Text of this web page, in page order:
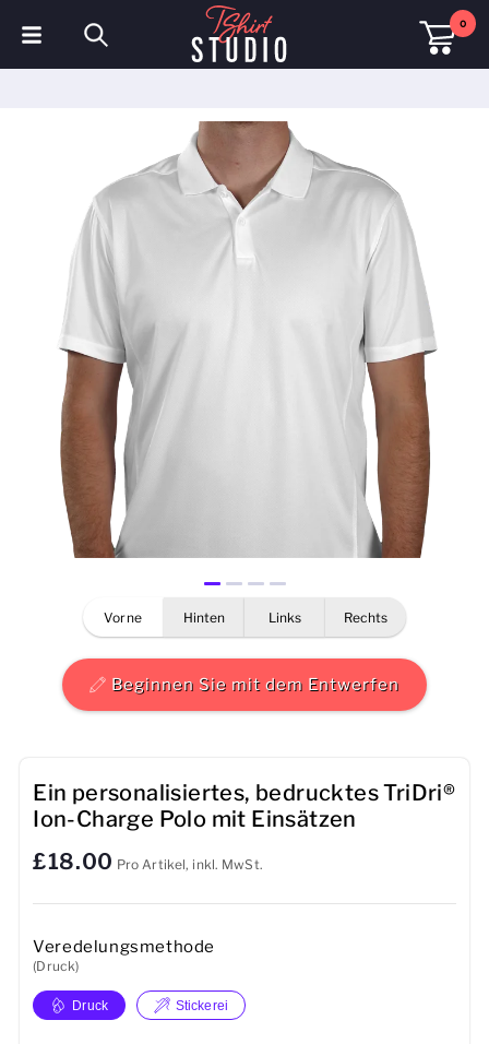
0
Sweatshirts
Mützen & Kappen
Sportbekleidung
Arbeitskleidung
Fleece & Jacken
Warnschutzkleidung
Herren
Baby
Tassen
vorne hinten links rechts
Beginnen Sie mit dem Entwerfen
Ein personalisiertes, bedrucktes TriDri®
Ion-Charge Polo mit Einsätzen
£18.00 Pro Artikel, inkl. MwSt.
Veredelungsmethode
(Druck)
Druck Stickerei